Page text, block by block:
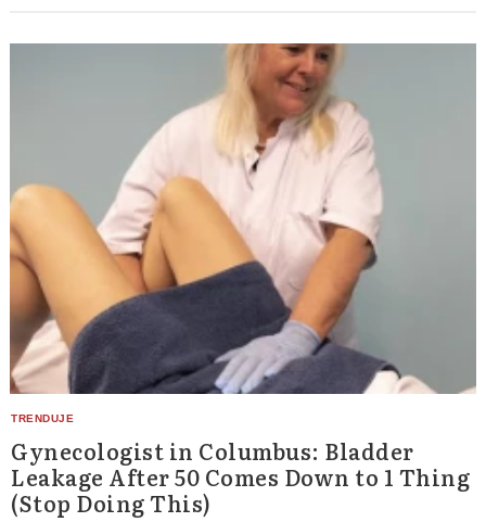
Gynecologist in Columbus: Bladder
Leakage After 50 Comes Down to 1 Thing
(Stop Doing This)